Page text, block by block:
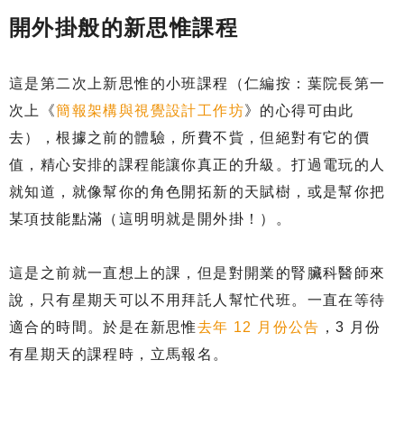
開外掛般的新思惟課程
這是第二次上新思惟的小班課程（仁編按：葉院長第一
次上《簡報架構與視覺設計工作坊》的心得可由此
去），根據之前的體驗，所費不貲，但絕對有它的價
值，精心安排的課程能讓你真正的升級。打過電玩的人
就知道，就像幫你的角色開拓新的天賦樹，或是幫你把
某項技能點滿（這明明就是開外掛！）。
這是之前就一直想上的課，但是對開業的腎臟科醫師來
說，只有星期天可以不用拜託人幫忙代班。一直在等待
適合的時間。於是在新思惟去年 12 月份公告 ，3 月份
有星期天的課程時，立馬報名。